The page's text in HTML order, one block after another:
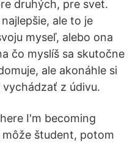
druhých, pre svet.
ale to je
myseľ, alebo ona
čo myslíš sa skutočne
ale akonáhle si
z údivu.
I'm becoming
študent, potom